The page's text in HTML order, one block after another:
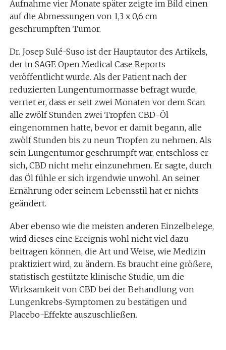
Aufnahme vier Monate später zeigte im Bild einen
auf die Abmessungen von 1,3 x 0,6 cm
geschrumpften Tumor.
Dr. Josep Sulé-Suso ist der Hauptautor des Artikels,
der in SAGE Open Medical Case Reports
veröffentlicht wurde. Als der Patient nach der
reduzierten Lungentumormasse befragt wurde,
verriet er, dass er seit zwei Monaten vor dem Scan
alle zwölf Stunden zwei Tropfen CBD-Öl
eingenommen hatte, bevor er damit begann, alle
zwölf Stunden bis zu neun Tropfen zu nehmen. Als
sein Lungentumor geschrumpft war, entschloss er
sich, CBD nicht mehr einzunehmen. Er sagte, durch
das Öl fühle er sich irgendwie unwohl. An seiner
Ernährung oder seinem Lebensstil hat er nichts
geändert.
Aber ebenso wie die meisten anderen Einzelbelege,
wird dieses eine Ereignis wohl nicht viel dazu
beitragen können, die Art und Weise, wie Medizin
praktiziert wird, zu ändern. Es braucht eine größere,
statistisch gestützte klinische Studie, um die
Wirksamkeit von CBD bei der Behandlung von
Lungenkrebs-Symptomen zu bestätigen und
Placebo-Effekte auszuschließen.